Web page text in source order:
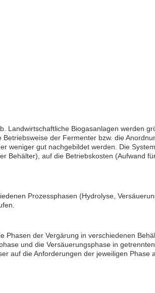
Landwirtschaftliche Biogasanlagen werden
der Fermenter bzw. die
weniger gut nachgebildet werden. Die
Behälter), auf die Betriebskosten (Aufwand
Prozessphasen (Hydrolyse,
Phasen der Vergärung in verschiedenen
und die Versäuerungsphase in
auf die Anforderungen der jeweiligen Phase